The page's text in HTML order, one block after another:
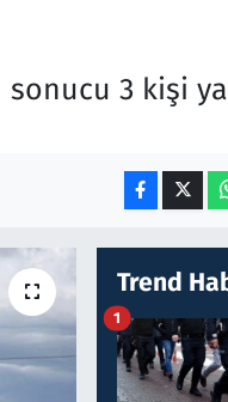
3 kişi
Trend
1